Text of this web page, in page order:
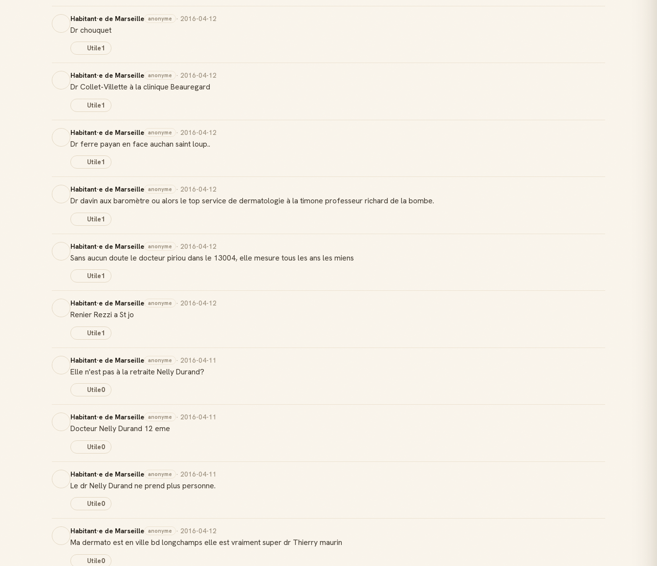
Habitant·e de Marseille anonyme · 2016-04-12
Dr chouquet
Utile1
Habitant·e de Marseille anonyme · 2016-04-12
Dr Collet-Villette à la clinique Beauregard
Utile1
Habitant·e de Marseille anonyme · 2016-04-12
Dr ferre payan en face auchan saint loup..
Utile1
Habitant·e de Marseille anonyme · 2016-04-12
Dr davin aux baromètre ou alors le top service de dermatologie à la timone professeur richard de la bombe.
Utile1
Habitant·e de Marseille anonyme · 2016-04-12
Sans aucun doute le docteur piriou dans le 13004, elle mesure tous les ans les miens
Utile1
Habitant·e de Marseille anonyme · 2016-04-12
Renier Rezzi a St jo
Utile1
Habitant·e de Marseille anonyme · 2016-04-11
Elle n'est pas à la retraite Nelly Durand?
Utile0
Habitant·e de Marseille anonyme · 2016-04-11
Docteur Nelly Durand 12 eme
Utile0
Habitant·e de Marseille anonyme · 2016-04-11
Le dr Nelly Durand ne prend plus personne.
Utile0
Habitant·e de Marseille anonyme · 2016-04-12
Ma dermato est en ville bd longchamps elle est vraiment super dr Thierry maurin
Utile0